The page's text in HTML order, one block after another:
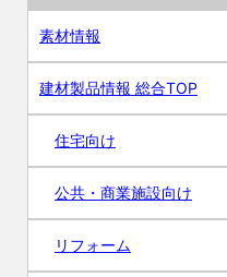
素材情報
建材製品情報 総合TOP
住宅向け
公共・商業施設向け
リフォーム